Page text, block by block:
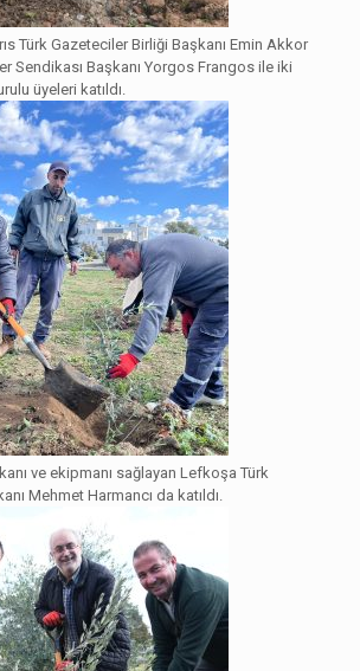
Türk Gazeteciler Birliği Başkanı Emin Akkor
Sendikası Başkanı Yorgos Frangos ile iki
üyeleri katıldı.
ve ekipmanı sağlayan Lefkoşa Türk
Mehmet Harmancı da katıldı.